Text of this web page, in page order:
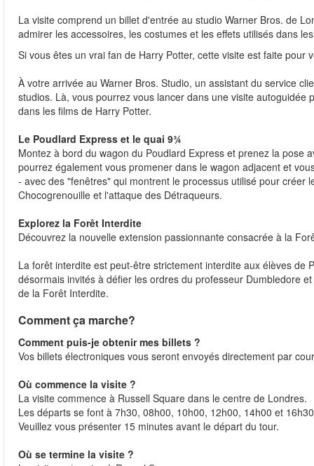
La visite comprend un billet d'entrée au studio Warner Bros. de
admirer les accessoires, les costumes et les effets utilisés dans
Si vous êtes un vrai fan de Harry Potter, cette visite est faite pour
À votre arrivée au Warner Bros. Studio, un assistant du service
studios. Là, vous pourrez vous lancer dans une visite
dans les films de Harry Potter.
Le Poudlard Express et le quai 9¾
Montez à bord du wagon du Poudlard Express et prenez la pose
pourrez également vous promener dans le wagon adjacent et
- avec des "fenêtres" qui montrent le processus utilisé pour
Chocogrenouille et l'attaque des Détraqueurs.
Explorez la Forêt Interdite
Découvrez la nouvelle extension passionnante consacrée à la
La forêt interdite est peut-être strictement interdite aux élèves de
désormais invités à défier les ordres du professeur Dumbledore
de la Forêt Interdite.
Comment ça marche?
Comment puis-je obtenir mes billets ?
Vos billets électroniques vous seront envoyés directement par
Où commence la visite ?
La visite commence à Russell Square dans le centre de Londres.
Les départs se font à 7h30, 08h00, 10h00, 12h00, 14h00 et
Veuillez vous présenter 15 minutes avant le départ du tour.
Où se termine la visite ?